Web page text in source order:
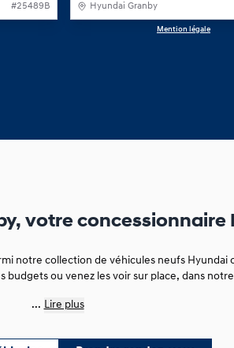
#25489B Hyundai Granby
Mention légale
votre concessionnaire
notre collection de véhicules neufs Hyundai
ou venez les voir sur place, dans
... Lire plus